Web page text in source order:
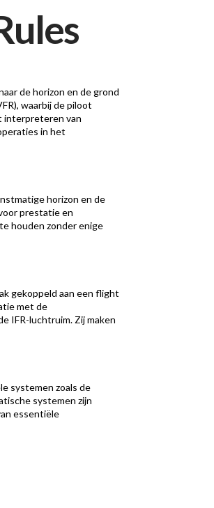
de horizon en de grond
waarbij de piloot
interpreteren van
in het
horizon en de
prestatie en
houden zonder enige
gekoppeld aan een flight
met de
IFR-luchtruim. Zij maken
systemen zoals de
systemen zijn
essentiële